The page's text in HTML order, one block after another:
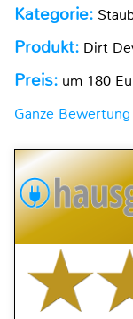
Kategorie:
Produkt: Dirt
Preis: um 180
Ganze